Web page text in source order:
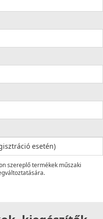
esetén)
szereplő termékek műszaki